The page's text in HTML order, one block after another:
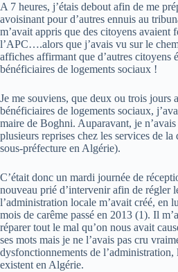
A 7 heures, j’étais debout afin de me
avoisinant pour d’autres ennuis au
m’avait appris que des citoyens avaient
l’APC….alors que j’avais vu sur le
affiches affirmant que d’autres citoyens
bénéficiaires de logements sociaux !
Je me souviens, que deux ou trois jours
bénéficiaires de logements sociaux,
maire de Boghni. Auparavant, je n’avais
plusieurs reprises chez les services de
sous-préfecture en Algérie).
C’était donc un mardi journée de
nouveau prié d’intervenir afin de régler
l’administration locale m’avait créé, en
mois de carême passé en 2013 (1). Il
réparer tout le mal qu’on nous avait
ses mots mais je ne l’avais pas cru
dysfonctionnements de
existent en Algérie.